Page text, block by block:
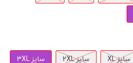
سایز XL سایز 2XL سایز 3XL